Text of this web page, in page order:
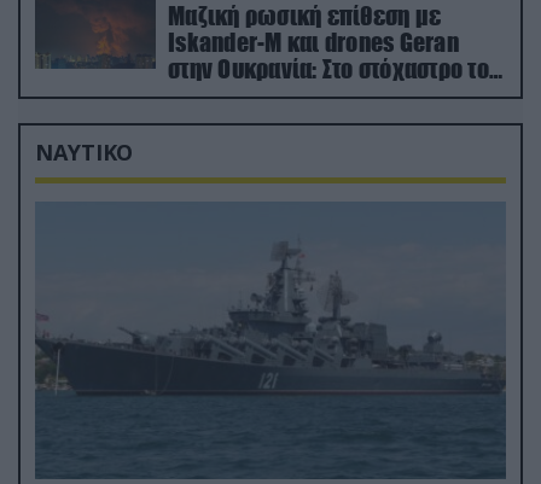
Μαζική ρωσική επίθεση με
Iskander-M και drones Geran
στην Ουκρανία: Στο στόχαστρο το
εργοστάσιο των Flamingo
ΝΑΥΤΙΚΟ